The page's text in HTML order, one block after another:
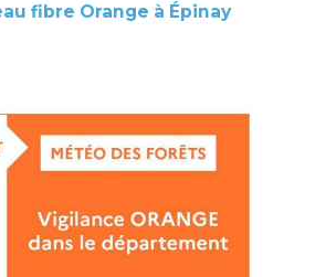
fibre Orange à Épinay